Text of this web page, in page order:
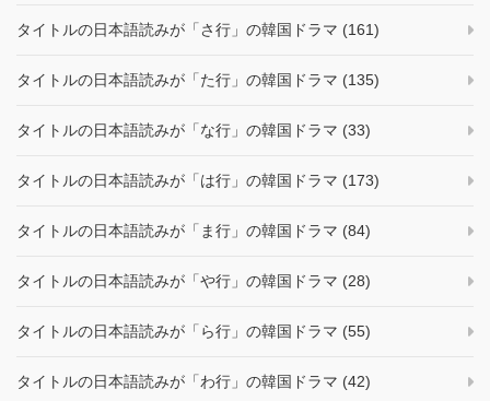
タイトルの日本語読みが「さ行」の韓国ドラマ (161)
タイトルの日本語読みが「た行」の韓国ドラマ (135)
タイトルの日本語読みが「な行」の韓国ドラマ (33)
タイトルの日本語読みが「は行」の韓国ドラマ (173)
タイトルの日本語読みが「ま行」の韓国ドラマ (84)
タイトルの日本語読みが「や行」の韓国ドラマ (28)
タイトルの日本語読みが「ら行」の韓国ドラマ (55)
タイトルの日本語読みが「わ行」の韓国ドラマ (42)